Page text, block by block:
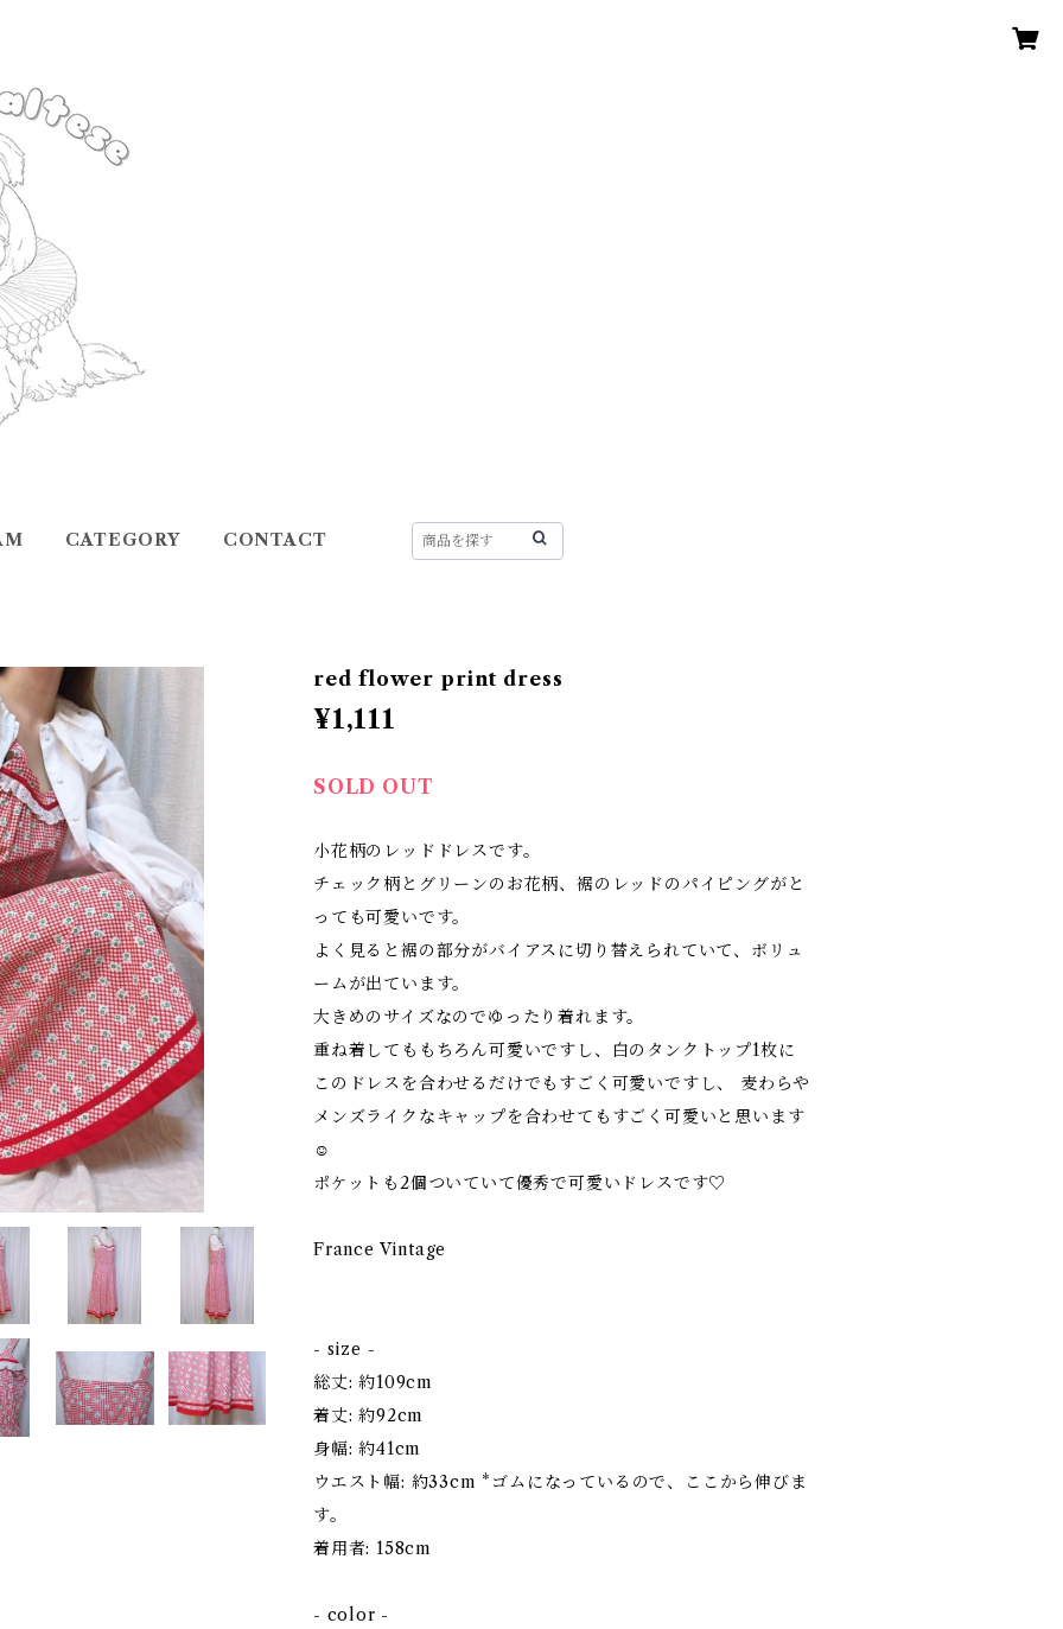
CATEGORY CONTACT
red flower print dress
¥1,111
SOLD OUT
小花柄のレッドドレスです。
チェック柄とグリーンのお花柄、裾のレッドのパイピングがと
っても可愛いです。
よく見ると裾の部分がバイアスに切り替えられていて、ボリュ
ームが出ています。
大きめのサイズなのでゆったり着れます。
重ね着してももちろん可愛いですし、白のタンクトップ1枚に
このドレスを合わせるだけでもすごく可愛いですし、 麦わらや
メンズライクなキャップを合わせてもすごく可愛いと思います
☺
ポケットも2個ついていて優秀で可愛いドレスです♡
France Vintage
- size -
総丈: 約109cm
着丈: 約92cm
身幅: 約41cm
ウエスト幅: 約33cm *ゴムになっているので、ここから伸びま
す。
着用者: 158cm
- color -